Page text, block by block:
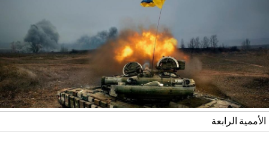
الأممية الرابعة